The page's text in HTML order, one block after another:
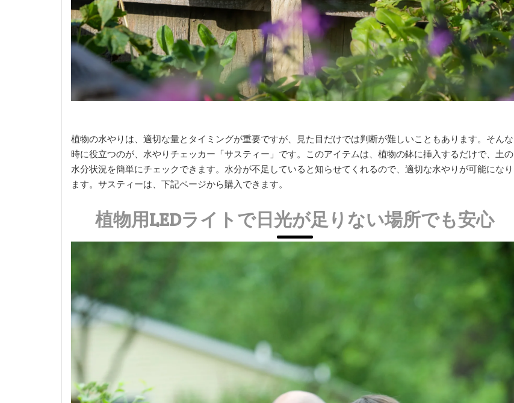
植物の水やりは、適切な量とタイミングが重要ですが、見た目だけでは判断が難しいこともあります。そんな
時に役立つのが、水やりチェッカー「サスティー」です。このアイテムは、植物の鉢に挿入するだけで、土の
水分状況を簡単にチェックできます。水分が不足していると知らせてくれるので、適切な水やりが可能になり
ます。サスティーは、下記ページから購入できます。
植物用LEDライトで日光が足りない場所でも安心